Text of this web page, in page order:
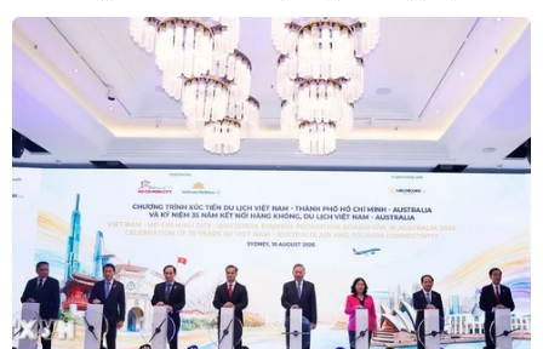
Nối lại đường bay quốc tế có tạo 'cú hích'
với thị trường hàng không?
21/09/2020 06:09
Việc nối lại đường bay quốc tế hiện đang dựa trên
những thoả thuận chi tiết giữa các quốc gia sẽ tạo được